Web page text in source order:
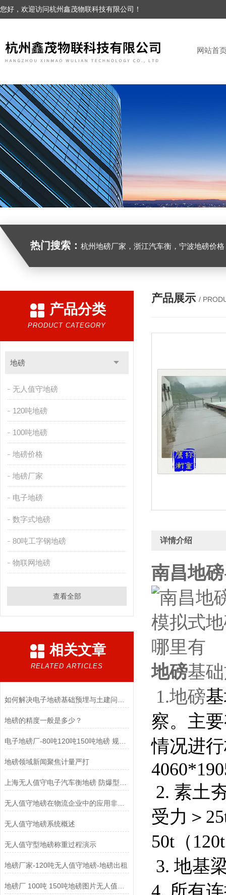
您好，欢迎访问杭州鑫茂物联科技有限公司！
网站首
热门搜索： 杭州地磅厂家，浙江汽车衡，宁波地磅价格，浙江地
产品分类
PRODUCT CATEGORY
地磅
无人值守地磅
120吨地磅
100吨地磅
地磅价格
地磅厂家
电子地磅
数字式地磅
80吨工字钢地磅
物联网地磅
查看全部
相关文章
RELATED ARTICLES
地磅的精度一般是多少？
电子地磅厂-80吨120吨150吨地磅 规格可定制
地磅领域新闻聚焦计量严打
无人值守地磅在物流企业中的应用非常广泛
无人值守地磅系统概述
无人值守型地磅称重过程演示
地磅厂家-120吨无人值守地磅-地磅出租
产品展示 /
详情介绍
南昌地
地磅基
1.地磅
察。主
情况进
2. 素土
受力＞
50t （ 120t
3. 地基
4. 所有